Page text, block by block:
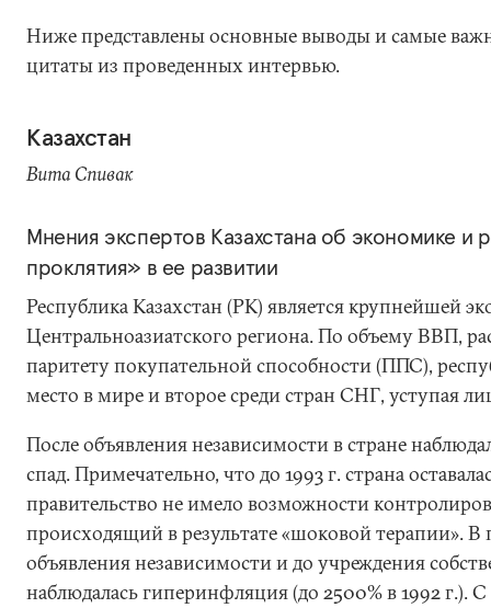
Ниже представлены основные выводы и самые
цитаты из проведенных интервью.
Казахстан
Вита Спивак
Мнения экспертов Казахстана об экономике и
проклятия» в ее развитии
Республика Казахстан (РК) является крупнейшей
Центральноазиатского региона. По объему ВВП,
паритету покупательной способности (ППС),
место в мире и второе среди стран СНГ, уступая
После объявления независимости в стране
спад. Примечательно, что до 1993 г. страна
правительство не имело возможности
происходящий в результате «шоковой терапии». В
объявления независимости и до учреждения
наблюдалась гиперинфляция (до 2500% в 1992 г.).